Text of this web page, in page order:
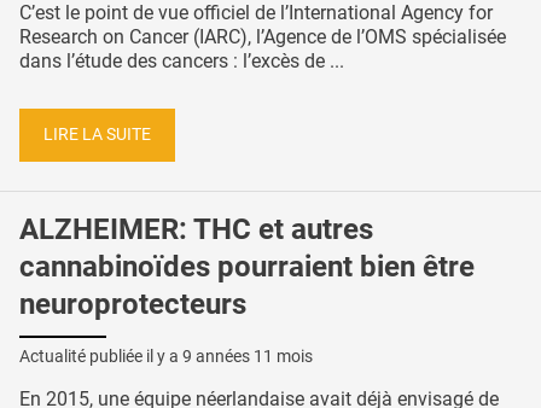
C’est le point de vue officiel de l’International Agency for
Research on Cancer (IARC), l’Agence de l’OMS spécialisée
dans l’étude des cancers : l’excès de ...
LIRE LA SUITE
ALZHEIMER: THC et autres
cannabinoïdes pourraient bien être
neuroprotecteurs
Actualité publiée il y a 9 années 11 mois
En 2015, une équipe néerlandaise avait déjà envisagé de